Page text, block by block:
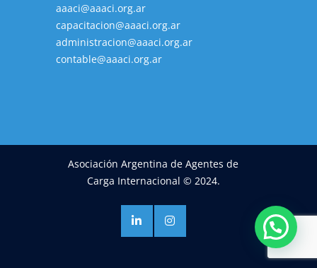
aaaci@aaaci.org.ar
capacitacion@aaaci.org.ar
administracion@aaaci.org.ar
contable@aaaci.org.ar
Asociación Argentina de Agentes de
Carga Internacional © 2024.